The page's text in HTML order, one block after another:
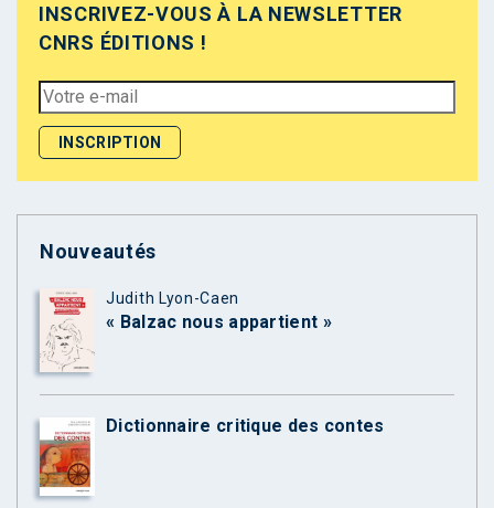
INSCRIVEZ-VOUS À LA NEWSLETTER
CNRS ÉDITIONS !
Nouveautés
Judith Lyon-Caen
« Balzac nous appartient »
Dictionnaire critique des contes